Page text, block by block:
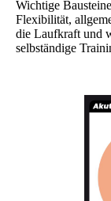
Wichtige
Flexibilität,
die Laufkraft und
selbständige